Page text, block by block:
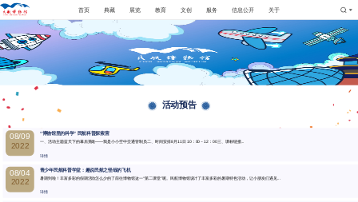
首页 典藏 展览 教育 文创 服务 信息公开 关于
活动预告
08/09
2022
“博物馆里的科学” 民航科普探索营
一、活动主题蓝天下的幕后英雄——我是小小空中交通管制员二、时间安排8月11日 10：00－12：00三、课标链接...
详情
08/04
2022
青少年民航科普学堂：趣说民航之怪哉的飞机
暑期到啦！丰富多彩的假期活动怎么少的了前往博物馆这一“第二课堂”呢。民航博物馆设计了丰富多彩的暑期特色活动，让小朋友们遇见...
详情